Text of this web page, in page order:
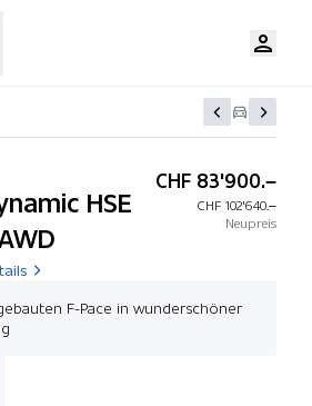
HSE
CHF 83'900.–
CHF 102'640.–
Neupreis
F-Pace in wunderschöner